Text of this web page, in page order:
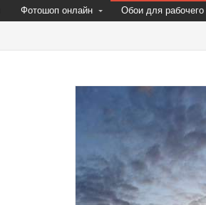
Фотошоп онлайн Обои для рабочего